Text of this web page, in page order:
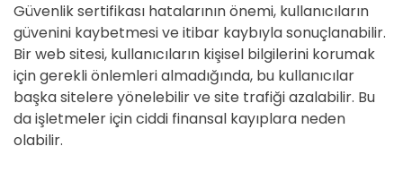
Güvenlik sertifikası hatalarının önemi, kullanıcıların
güvenini kaybetmesi ve itibar kaybıyla sonuçlanabilir.
Bir web sitesi, kullanıcıların kişisel bilgilerini korumak
için gerekli önlemleri almadığında, bu kullanıcılar
başka sitelere yönelebilir ve site trafiği azalabilir. Bu
da işletmeler için ciddi finansal kayıplara neden
olabilir.